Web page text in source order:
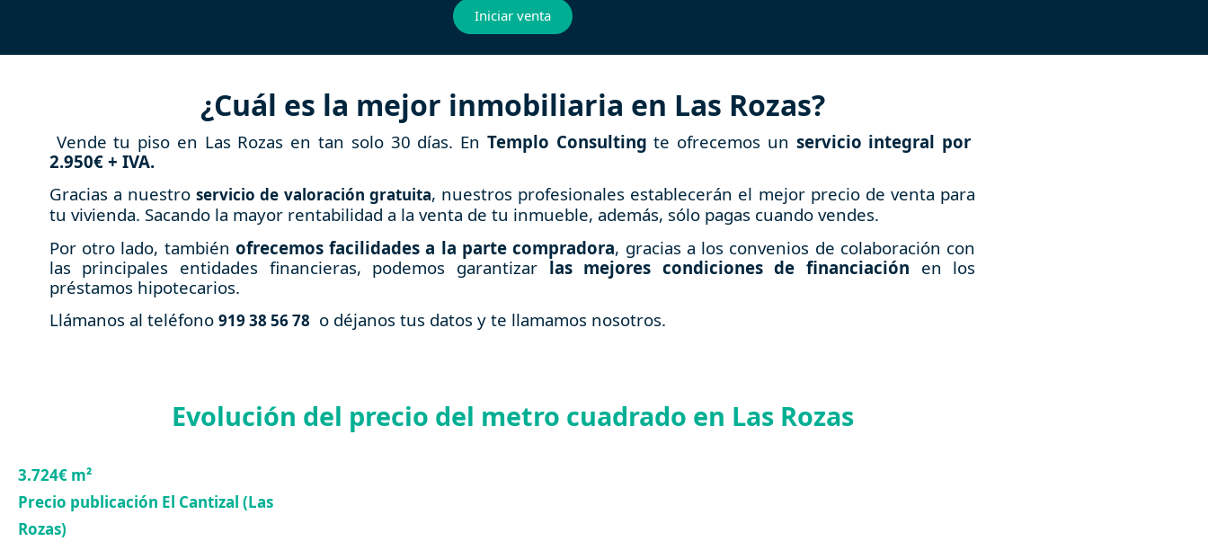
Iniciar venta
¿Cuál es la mejor inmobiliaria en Las Rozas?
Vende tu piso en Las Rozas en tan solo 30 días. En Templo Consultingte ofrecemos un servicio integral por
2.950€ + IVA.
Gracias a nuestroservicio de valoración gratuita, nuestros profesionales establecerán el mejor precio de venta para
tu vivienda. Sacando la mayor rentabilidad a la venta de tu inmueble, además, sólo pagas cuando vendes.
Por otro lado, también ofrecemos facilidades a la parte compradora, gracias a los convenios de colaboración con
las principales entidades financieras, podemos garantizar las mejores condiciones de financiación en los
préstamos hipotecarios.
Llámanos al teléfono 919 38 56 78 o déjanos tus datos y te llamamos nosotros.
Evolución del precio del metro cuadrado en Las Rozas
3.724€ m²
Precio publicación El Cantizal (Las
Rozas)